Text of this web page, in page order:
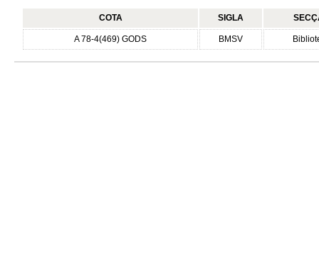
COTA SIGLA
A 78-4(469) GODS BMSV